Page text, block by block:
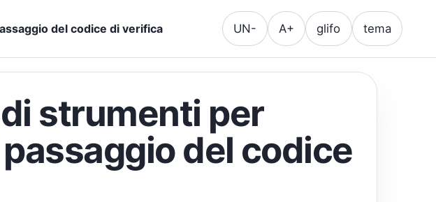
del codice di verifica UN- A+ glifo tema
strumenti per
del codice